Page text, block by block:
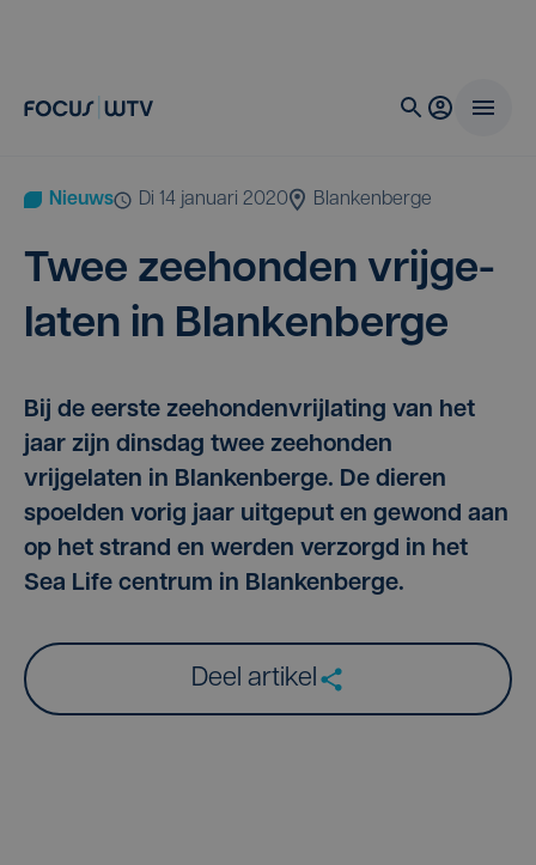
Nieuws di 14 januari 2020 Blankenberge
Twee zee­hon­den vrij­ge­
la­ten in Blankenberge
Bij de eerste zeehondenvrijlating van het
jaar zijn dinsdag twee zeehonden
vrijgelaten in Blankenberge. De dieren
spoelden vorig jaar uitgeput en gewond aan
op het strand en werden verzorgd in het
Sea Life centrum in Blankenberge.
Deel artikel